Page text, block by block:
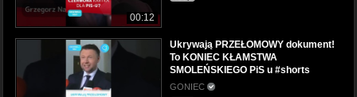
00:12
Ukrywają PRZEŁOMOWY dokument!
To KONIEC KŁAMSTWA
SMOLEŃSKIEGO PiS u #shorts
GONIEC